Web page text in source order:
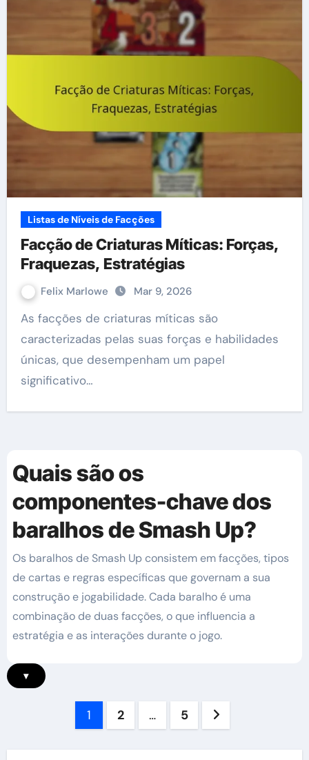
Listas de Níveis de Facções
Facção de Criaturas Míticas: Forças,
Fraquezas, Estratégias
Felix Marlowe Mar 9, 2026
As facções de criaturas míticas são
caracterizadas pelas suas forças e habilidades
únicas, que desempenham um papel
significativo…
Quais são os
componentes-chave dos
baralhos de Smash Up?
Os baralhos de Smash Up consistem em facções, tipos
de cartas e regras específicas que governam a sua
construção e jogabilidade. Cada baralho é uma
combinação de duas facções, o que influencia a
estratégia e as interações durante o jogo.
▾
1 2 … 5